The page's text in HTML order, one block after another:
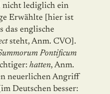
nicht lediglich ein
Erwählte [hier ist
das englische
steht, Anm. CVO].
Pontificum
hatten, Anm.
neuerlichen Angriff
Deutschen besser: